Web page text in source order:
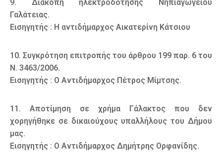
9. Διακοπή ηλεκτροδότησης Νηπιαγωγείου
Γαλάτειας.
Εισηγητής : Η αντιδήμαρχος Αικατερίνη Κάτσιου
10. Συγκρότηση επιτροπής του άρθρου 199 παρ. 6 του
Ν. 3463/2006.
Εισηγητής : Ο Αντιδήμαρχος Πέτρος Μίμτσης.
11. Αποτίμηση σε χρήμα Γάλακτος που δεν
χορηγήθηκε σε δικαιούχους υπαλλήλους του Δήμου
μας.
Εισηγητής : Ο Αντιδήμαρχος Δημήτρης Ορφανίδης.